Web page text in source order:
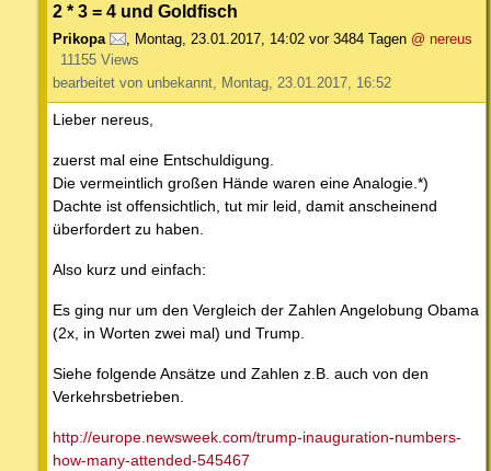
2 * 3 = 4 und Goldfisch
Prikopa , Montag, 23.01.2017, 14:02 vor 3484 Tagen @ nereus
11155 Views
bearbeitet von unbekannt, Montag, 23.01.2017, 16:52
Lieber nereus,
zuerst mal eine Entschuldigung.
Die vermeintlich großen Hände waren eine Analogie.*)
Dachte ist offensichtlich, tut mir leid, damit anscheinend
überfordert zu haben.
Also kurz und einfach:
Es ging nur um den Vergleich der Zahlen Angelobung Obama
(2x, in Worten zwei mal) und Trump.
Siehe folgende Ansätze und Zahlen z.B. auch von den
Verkehrsbetrieben.
http://europe.newsweek.com/trump-inauguration-numbers-
how-many-attended-545467